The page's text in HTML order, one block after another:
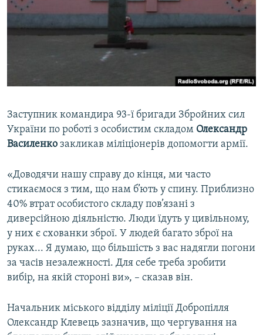
Заступник командира 93-ї бригади Збройних сил
України по роботі з особистим складом Олександр
Василенко закликав міліціонерів допомогти армії.
«Доводячи нашу справу до кінця, ми часто
стикаємося з тим, що нам б’ють у спину. Приблизно
40% втрат особистого складу пов’язані з
диверсійною діяльністю. Люди їдуть у цивільному,
у них є схованки зброї. У людей багато зброї на
руках... Я думаю, що більшість з вас надягли погони
за часів незалежності. Для себе треба зробити
вибір, на якій стороні ви», – сказав він.
Начальник міського відділу міліції Добропілля
Олександр Клевець зазначив, що чергування на